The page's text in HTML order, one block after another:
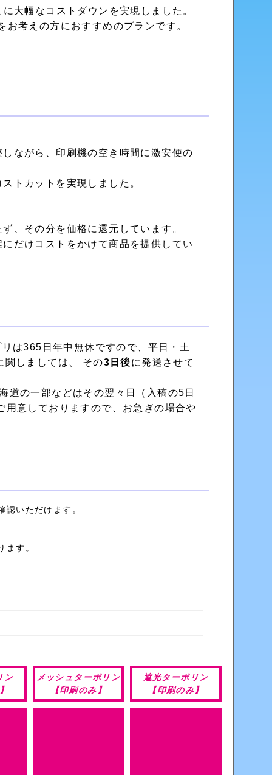
大幅なコストダウンを実現しました。
お考えの方におすすめのプランです。
ながら、 印刷機の空き時間 に激安便の
トカット を実現しました。
ず 、その分を価格に還元しています。
だけコストをかけて商品を提供してい
は365日年中無休ですので、平日・土
関しましては、 その3日後に発送させて
道の一部などはその翌々日（入稿の5日
意しておりますので、お急ぎの場合や
いただけます。
す。
ン
メッシュターポリン
【印刷のみ】
遮光ターポリン
【印刷のみ】